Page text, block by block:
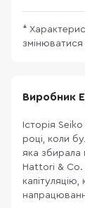
*
Виробник
Історія
році, коли
яка збирала
Hattori & Co.
капітуляцію,